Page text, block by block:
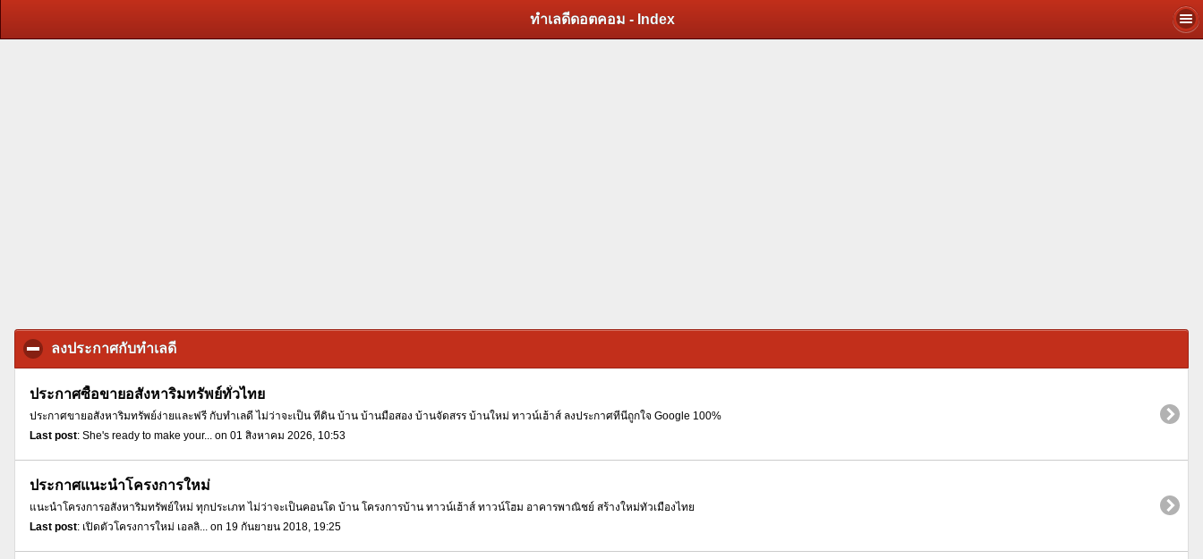
ทำเลดีดอตคอม - Index
ลงประกาศกับทำเลดี
ประกาศซื้อขายอสังหาริมทรัพย์ทั่วไทย
ประกาศขายอสังหาริมทรัพย์ง่ายและฟรี กับทำเลดี ไม่ว่าจะเป็น ที่ดิน บ้าน บ้านมือสอง บ้านจัดสรร บ้านใหม่ ทาวน์เฮ้าส์ ลงประกาศที่นี่ถูกใจ Google 100%
Last post: She's ready to make your... on 01 สิงหาคม 2026, 10:53
ประกาศแนะนำโครงการใหม่
แนะนำโครงการอสังหาริมทรัพย์ใหม่ ทุกประเภท ไม่ว่าจะเป็นคอนโด บ้าน โครงการบ้าน ทาวน์เฮ้าส์ ทาวน์โฮม อาคารพาณิชย์ สร้างใหม่ทั่วเมืองไทย
Last post: เปิดตัวโครงการใหม่ เอลลิ... on 19 กันยายน 2018, 19:25